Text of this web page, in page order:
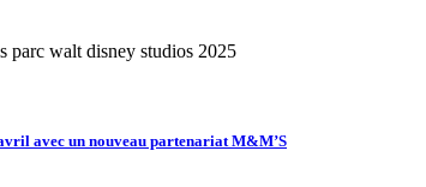
avec un nouveau partenariat M&M’S